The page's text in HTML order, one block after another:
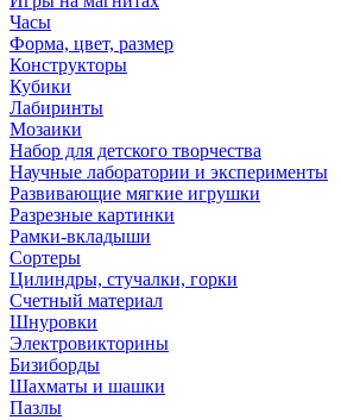
Часы
Форма, цвет, размер
Конструкторы
Кубики
Лабиринты
Мозаики
Набор для детского творчества
Научные лаборатории и эксперименты
Развивающие мягкие игрушки
Разрезные картинки
Рамки-вкладыши
Сортеры
Цилиндры, стучалки, горки
Счетный материал
Шнуровки
Электровикторины
Бизиборды
Шахматы и шашки
Пазлы